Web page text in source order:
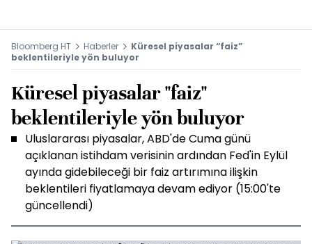
Bloomberg HT Haberler
Küresel piyasalar “faiz”
beklentileriyle yön buluyor
Küresel piyasalar "faiz"
beklentileriyle yön buluyor
Uluslararası piyasalar, ABD'de Cuma günü
açıklanan istihdam verisinin ardından Fed'in Eylül
ayında gidebileceği bir faiz artırımına ilişkin
beklentileri fiyatlamaya devam ediyor (15:00'te
güncellendi)